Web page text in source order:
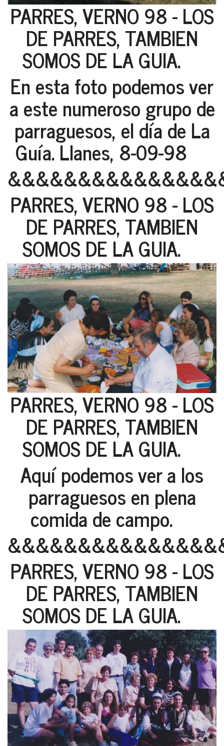
PARRES, VERNO 98 - LOS
DE PARRES, TAMBIEN
SOMOS DE LA GUIA.
En esta foto podemos ver
a este numeroso grupo de
parraguesos, el día de La
Guía. Llanes, 8-09-98
PARRES, VERNO 98 - LOS
DE PARRES, TAMBIEN
SOMOS DE LA GUIA.
PARRES, VERNO 98 - LOS
DE PARRES, TAMBIEN
SOMOS DE LA GUIA.
Aquí podemos ver a los
parraguesos en plena
comida de campo.
PARRES, VERNO 98 - LOS
DE PARRES, TAMBIEN
SOMOS DE LA GUIA.